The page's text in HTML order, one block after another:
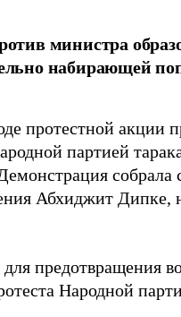
министра
набирающей
протестной акции
партией
собрала
Абхиджит Дипке,
предотвращения
Народной